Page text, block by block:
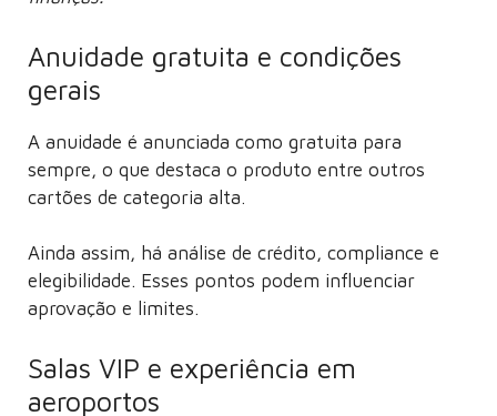
Anuidade gratuita e condições
gerais
A anuidade é anunciada como gratuita para
sempre, o que destaca o produto entre outros
cartões de categoria alta.
Ainda assim, há análise de crédito, compliance e
elegibilidade. Esses pontos podem influenciar
aprovação e limites.
Salas VIP e experiência em
aeroportos